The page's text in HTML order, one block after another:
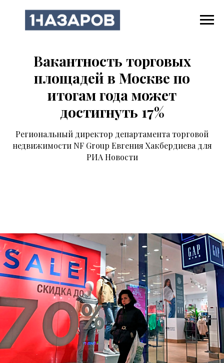
Вакантность торговых
площадей в Москве по
итогам года может
достигнуть 17%
Региональный директор департамента торговой
недвижимости NF Group Евгения Хакбердиева для
РИА Новости